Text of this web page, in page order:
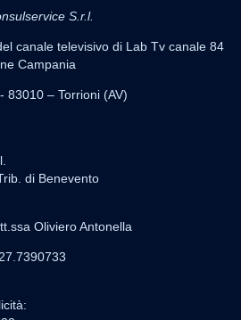
S.r.l.
canale televisivo di Lab Tv canale 84
Campania
83010 – Torrioni (AV)
di Benevento
Oliviero Antonella